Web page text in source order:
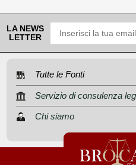
LA NEWS
LETTER
Tutte le Fonti
Servizio di consulenza
Chi siamo